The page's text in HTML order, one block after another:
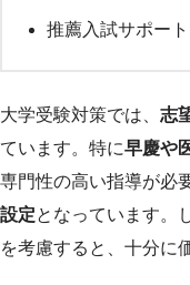
推薦入試サポート
大学受験対策では、 志
ています。特に早慶や
専門性の高い指導が必
設定となっています。
を考慮すると、十分に